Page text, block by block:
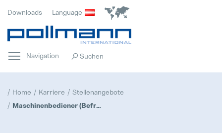
Downloads Language
Navigation
Home Karriere Stellenangebote
Maschinenbediener (Befristung 3 Monate)